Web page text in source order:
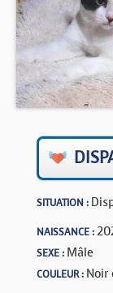
NOUS AIDER
CONTACT
BOUTIQUE
FORUM
SITUATION :
NAISSANCE :
SEXE : Mâle
COULEUR : Noir